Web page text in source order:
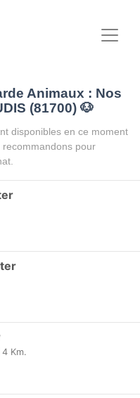
Animaux : Nos
(81700) 🐶
disponibles en ce moment
pour
4 Km.